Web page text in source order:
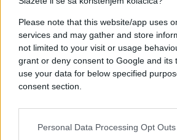
Please note that this website/app uses
services and may gather and store
not limited to your visit or usage
grant or deny consent to Google and its
use your data for below specified
consent section.
Personal Data Processing Opt Outs
oblastima koje rastu, prenosi